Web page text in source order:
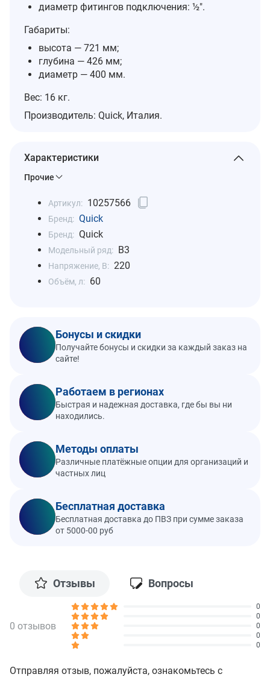
диаметр фитингов подключения: ½″.
Габариты:
высота — 721 мм;
глубина — 426 мм;
диаметр — 400 мм.
Вес: 16 кг.
Производитель: Quick, Италия.
Характеристики
Прочие
Артикул: 10257566
Бренд: Quick
Бренд: Quick
Модельный ряд: B3
Напряжение, В: 220
Объём, л: 60
Бонусы и скидки
Получайте бонусы и скидки за каждый заказ на
сайте!
Работаем в регионах
Быстрая и надежная доставка, где бы вы ни
находились.
Методы оплаты
Различные платёжные опции для организаций и
частных лиц
Бесплатная доставка
Бесплатная доставка до ПВЗ при сумме заказа
от 5000-00 руб
Отзывы Вопросы
0 отзывов
0
0
0
0
0
Отправляя отзыв, пожалуйста, ознакомьтесь с